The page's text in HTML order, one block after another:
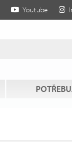
Youtube